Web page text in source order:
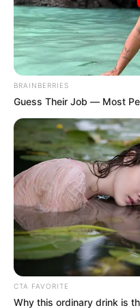
En el acta se estipuló
Diálogo Social y los
Dirección de Asuntos
Ministerio del Interior,
BRAINBERRIES
Guess Their Job — Most
CTA FAVORITE
Why this ordinary drink is